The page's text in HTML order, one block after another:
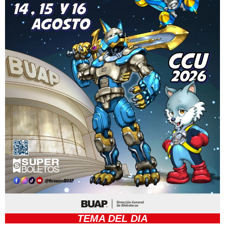
TEMA DEL DIA